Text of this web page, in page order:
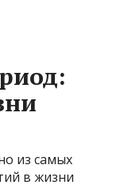
из самых
в жизни